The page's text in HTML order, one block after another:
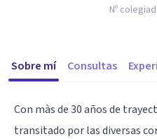
Nº
Sobre mí Consultas
Con màs de 30 años de
transitado por las diversas